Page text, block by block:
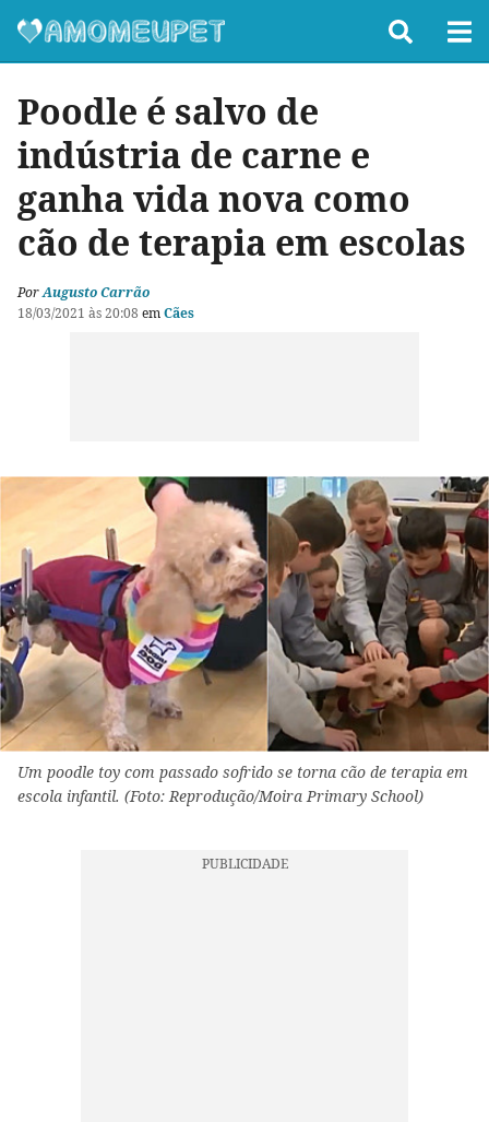
Poodle é salvo de
indústria de carne e
ganha vida nova como
cão de terapia em escolas
PorAugusto Carrão
18/03/2021 às 20:08 emCães
Um poodle toy com passado sofrido se torna cão de terapia em
escola infantil. (Foto: Reprodução/Moira Primary School)